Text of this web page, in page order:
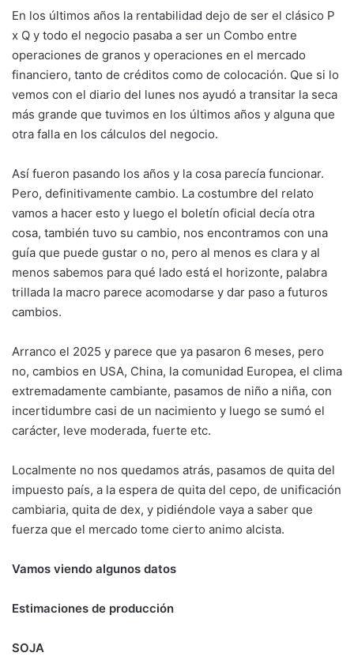
En los últimos años la rentabilidad dejo de ser el clásico P
x Q y todo el negocio pasaba a ser un Combo entre
operaciones de granos y operaciones en el mercado
financiero, tanto de créditos como de colocación. Que si lo
vemos con el diario del lunes nos ayudó a transitar la seca
más grande que tuvimos en los últimos años y alguna que
otra falla en los cálculos del negocio.
Así fueron pasando los años y la cosa parecía funcionar.
Pero, definitivamente cambio. La costumbre del relato
vamos a hacer esto y luego el boletín oficial decía otra
cosa, también tuvo su cambio, nos encontramos con una
guía que puede gustar o no, pero al menos es clara y al
menos sabemos para qué lado está el horizonte, palabra
trillada la macro parece acomodarse y dar paso a futuros
cambios.
Arranco el 2025 y parece que ya pasaron 6 meses, pero
no, cambios en USA, China, la comunidad Europea, el clima
extremadamente cambiante, pasamos de niño a niña, con
incertidumbre casi de un nacimiento y luego se sumó el
carácter, leve moderada, fuerte etc.
Localmente no nos quedamos atrás, pasamos de quita del
impuesto país, a la espera de quita del cepo, de unificación
cambiaria, quita de dex, y pidiéndole vaya a saber que
fuerza que el mercado tome cierto animo alcista.
Vamos viendo algunos datos
Estimaciones de producción
SOJA